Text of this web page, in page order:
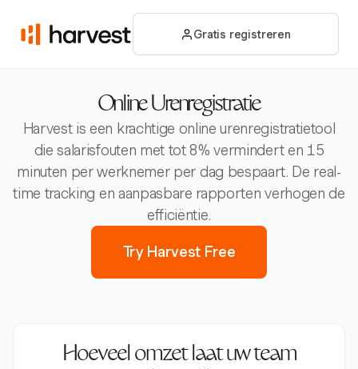
Gratis registreren
Online Urenregistratie
Harvest is een krachtige online urenregistratietool
die salarisfouten met tot 8% vermindert en 15
minuten per werknemer per dag bespaart. De real-
time tracking en aanpasbare rapporten verhogen de
efficiëntie.
Try Harvest Free
Hoeveel omzet laat uw team